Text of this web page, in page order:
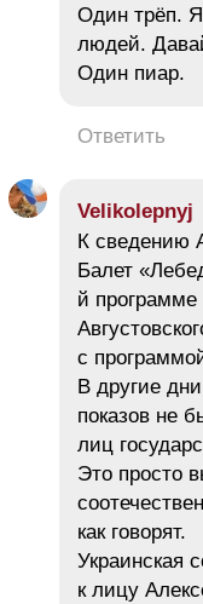
Один трёп.
людей.
Один пиар.
Ответить
Velikolepnyj
К сведению
Балет
й программе
с
В другие
показов не
лиц
Это просто
как говорят.
Украинская
к лицу